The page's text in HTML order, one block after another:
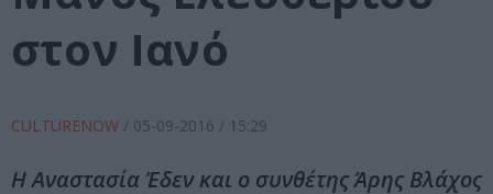
στον Ιανό
CULTURENOW / 05-09-2016 / 15:29
Η Αναστασία Έδεν και ο συνθέτης Άρης Βλάχος